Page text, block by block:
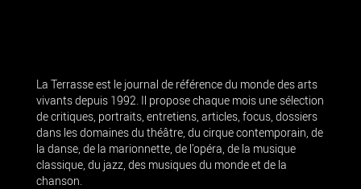
La Terrasse est le journal de référence du monde des arts
vivants depuis 1992. Il propose chaque mois une sélection
de critiques, portraits, entretiens, articles, focus, dossiers
dans les domaines du théâtre, du cirque contemporain, de
la danse, de la marionnette, de l’opéra, de la musique
classique, du jazz, des musiques du monde et de la
chanson.